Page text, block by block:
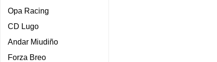
Opa Racing
CD Lugo
Andar Miudiño
Forza Breo